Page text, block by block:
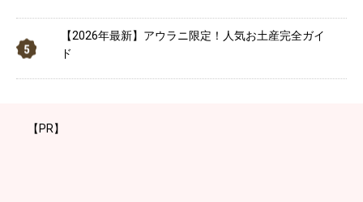
【2026年最新】アウラニ限定！人気お土産完全ガイ
ド
【PR】